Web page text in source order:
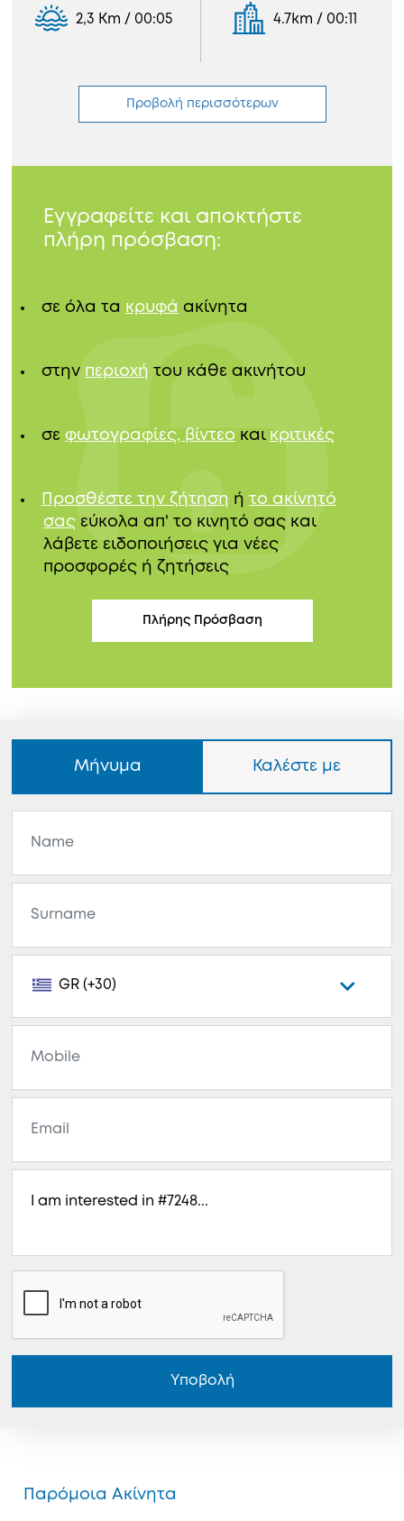
2,3 Km / 00:05 4.7km / 00:11
Προβολή περισσότερων
Εγγραφείτε και αποκτήστε
πλήρη πρόσβαση:
σε όλα τα κρυφά ακίνητα
στην περιοχή του κάθε ακινήτου
σε φωτογραφίες, βίντεο και κριτικές
Προσθέστε την ζήτηση ή το ακίνητό
σας εύκολα απ' το κινητό σας και
λάβετε ειδοποιήσεις για νέες
προσφορές ή ζητήσεις
Πλήρης Πρόσβαση
Μήνυμα Καλέστε με
GR (+30)
Υποβολή
Παρόμοια Ακίνητα